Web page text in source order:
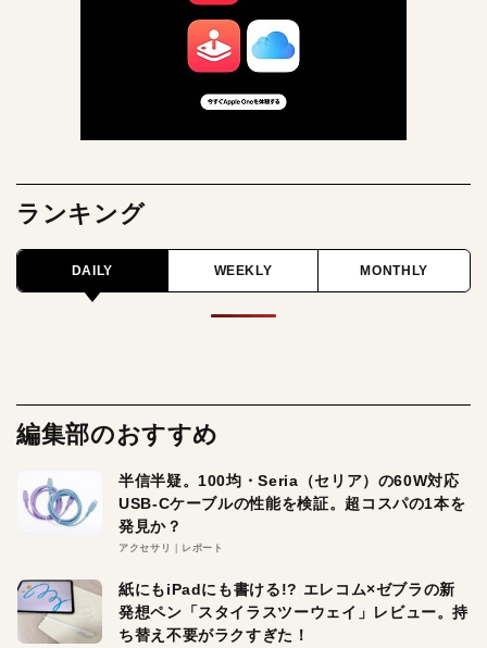
ランキング
DAILY WEEKLY MONTHLY
編集部のおすすめ
半信半疑。100均・Seria（セリア）の60W対応
USB-Cケーブルの性能を検証。超コスパの1本を
発見か？
アクセサリ レポート
紙にもiPadにも書ける!? エレコム×ゼブラの新
発想ペン「スタイラスツーウェイ」レビュー。持
ち替え不要がラクすぎた！